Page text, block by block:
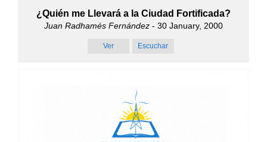
¿Quién me Llevará a la Ciudad Fortificada?
Juan Radhamés Fernández - 30 January, 2000
Ver Escuchar